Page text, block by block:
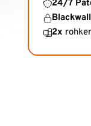
24/7
Blackwall
2x